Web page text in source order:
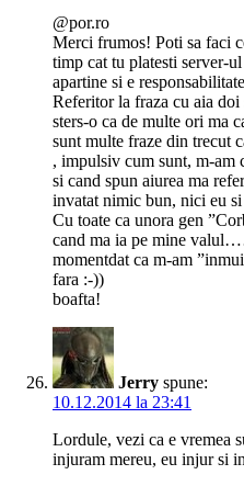
@por.ro
Merci frumos! Poti sa faci
timp cat tu platesti server-
apartine si e
Referitor la fraza cu aia
sters-o ca de multe ori ma
sunt multe fraze din trecut
, impulsiv cum sunt, m-
si cand spun aiurea ma
invatat nimic bun, nici eu
Cu toate ca unora gen
cand ma ia pe mine
momentdat ca m-am
fara :-))
boafta!
Jerry spune:
10.12.2014 la 23:41
Lordule, vezi ca e vremea
injuram mereu, eu injur si